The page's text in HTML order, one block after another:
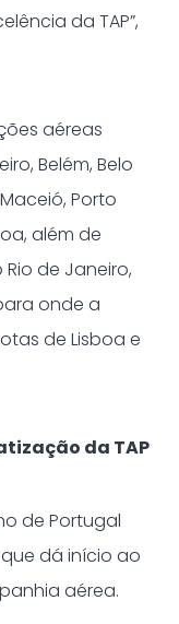
da TAP”,
aéreas
Belém, Belo
Porto
além de
de Janeiro,
onde a
de Lisboa e
da TAP
de Portugal
dá início ao
aérea.